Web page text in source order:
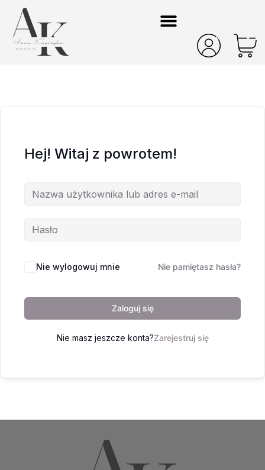
Hej! Witaj z powrotem!
Nie wylogowuj mnie Nie pamiętasz hasła?
Zaloguj się
Nie masz jeszcze konta?Zarejestruj się